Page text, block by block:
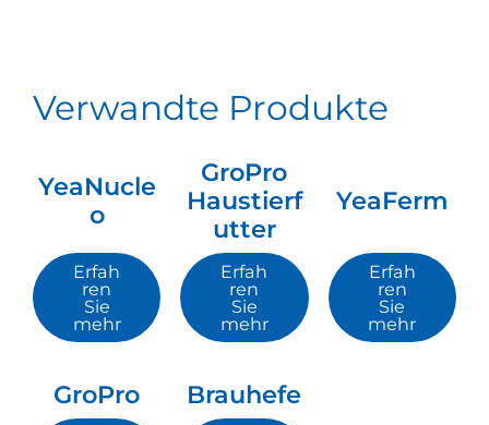
Verwandte Produkte
YeaNucle
o
Erfah
ren
Sie
mehr
GroPro
Haustierf
utter
Erfah
ren
Sie
mehr
YeaFerm
Erfah
ren
Sie
mehr
GroPro Brauhefe